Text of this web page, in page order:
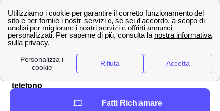
gratuito, che verrà consegnato in casa da un tecnico
specializzato che procederà all'installazione.TIM
Expertper questo servizio ha un costo totale di 99m2
Offerte TIM a Palazzolo Acreide per internet e
telefono
Trova la migliore offerta TIM per Palazzolo Acreide.
Fatti Richiamare